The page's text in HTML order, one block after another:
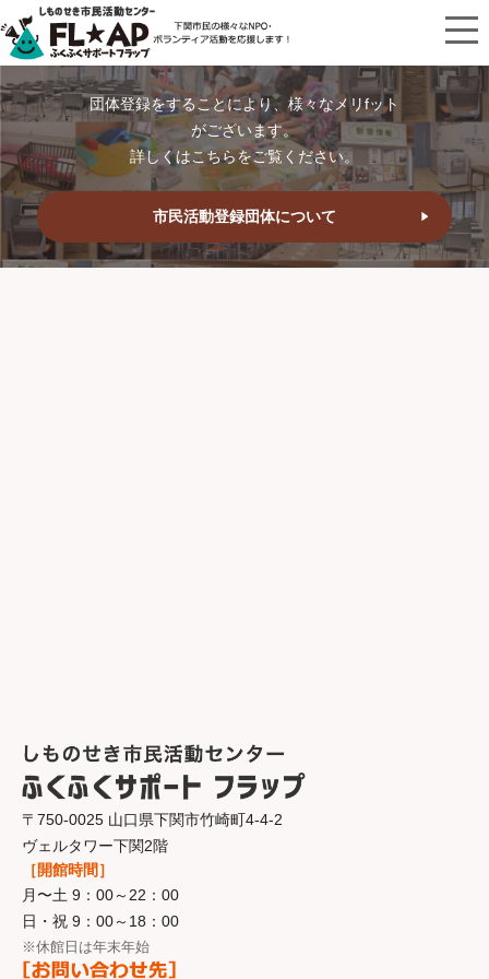
団体登録をすることにより、様々なメリfット
がございます。
詳しくはこちらをご覧ください。
市民活動登録団体について
〒750-0025 山口県下関市竹崎町4-4-2
ヴェルタワー下関2階
［開館時間］
月〜土 9：00～22：00
日・祝 9：00～18：00
※休館日は年末年始